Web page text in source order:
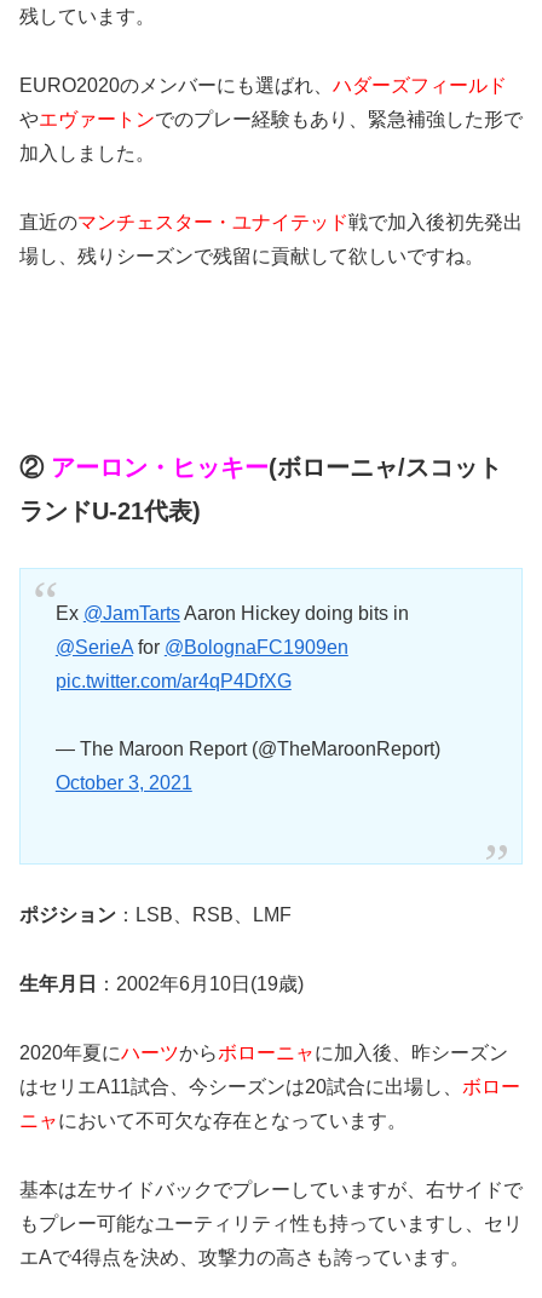
残しています。
EURO2020のメンバーにも選ばれ、 ハダーズフィールド
やエヴァートンでのプレー経験もあり、緊急補強した形で
加入しました。
直近のマンチェスター・ユナイテッド戦で加入後初先発出
場し、残りシーズンで残留に貢献して欲しいですね。
② アーロン・ヒッキー(ボローニャ/スコット
ランドU-21代表)
Ex @JamTartsAaron Hickey doing bits in
@SerieAfor @BolognaFC1909en
pic.twitter.com/ar4qP4DfXG
— The Maroon Report (@TheMaroonReport)
October 3, 2021
ポジション ：LSB、RSB、LMF
生年月日 ：2002年6月10日(19歳)
2020年夏にハーツからボローニャに加入後、昨シーズン
はセリエA11試合、今シーズンは20試合に出場し、 ボロー
ニャにおいて不可欠な存在となっています。
基本は左サイドバックでプレーしていますが、右サイドで
もプレー可能なユーティリティ性も持っていますし、セリ
エAで4得点を決め、攻撃力の高さも誇っています。